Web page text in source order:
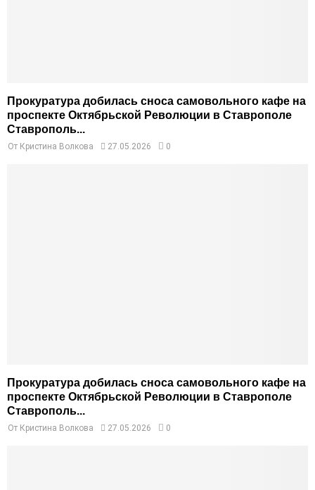
Прокуратура добилась сноса самовольного кафе на
проспекте Октябрьской Революции в Ставрополе
Ставрополь...
От Кристина Волкова 27.05.2026 0
Прокуратура добилась сноса самовольного кафе на
проспекте Октябрьской Революции в Ставрополе
Ставрополь...
От Кристина Волкова 27.05.2026 0